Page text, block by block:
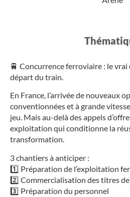
🚆 Concurrence ferroviaire : le
départ du train.
En France, l’arrivée de nouveaux
conventionnées et à grande
jeu. Mais au-delà des appels
exploitation qui conditionne la
transformation.
3 chantiers à anticiper :
1️⃣ Préparation de l’exploitation
2️⃣ Commercialisation des titres
3️⃣ Préparation du personnel